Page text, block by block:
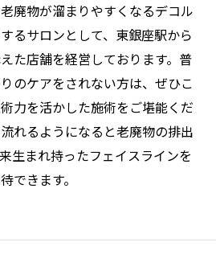
廃物が溜まりやすくなるデコル
るサロンとして、東銀座駅から
た店舗を経営しております。普
のケアをされない方は、ぜひこ
力を活かした施術をご堪能くだ
れるようになると老廃物の排出
生まれ持ったフェイスラインを
できます。